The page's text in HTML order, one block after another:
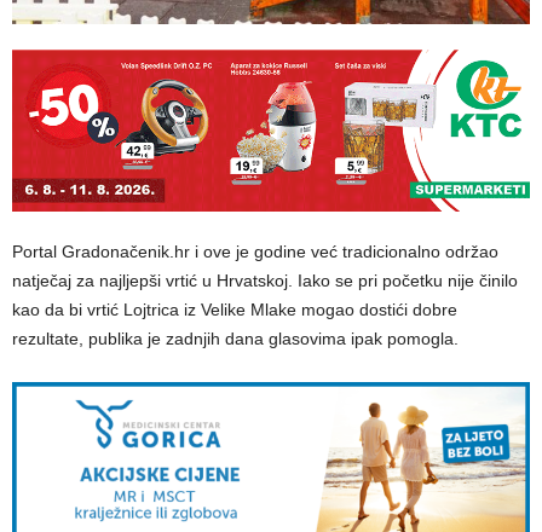
Portal Gradonačenik.hr i ove je godine već tradicionalno održao
natječaj za najljepši vrtić u Hrvatskoj. Iako se pri početku nije činilo
kao da bi vrtić Lojtrica iz Velike Mlake mogao dostići dobre
rezultate, publika je zadnjih dana glasovima ipak pomogla.